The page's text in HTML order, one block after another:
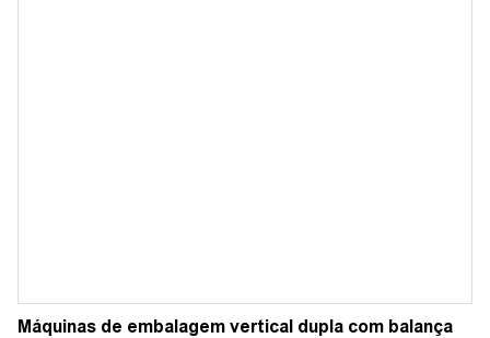
Máquinas de embalagem vertical dupla com balança